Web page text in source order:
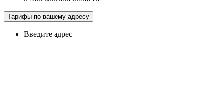
Тарифы по вашему адресу
Введите адрес